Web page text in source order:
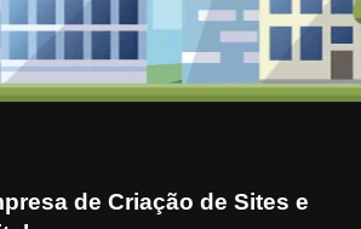
de Criação de Sites e